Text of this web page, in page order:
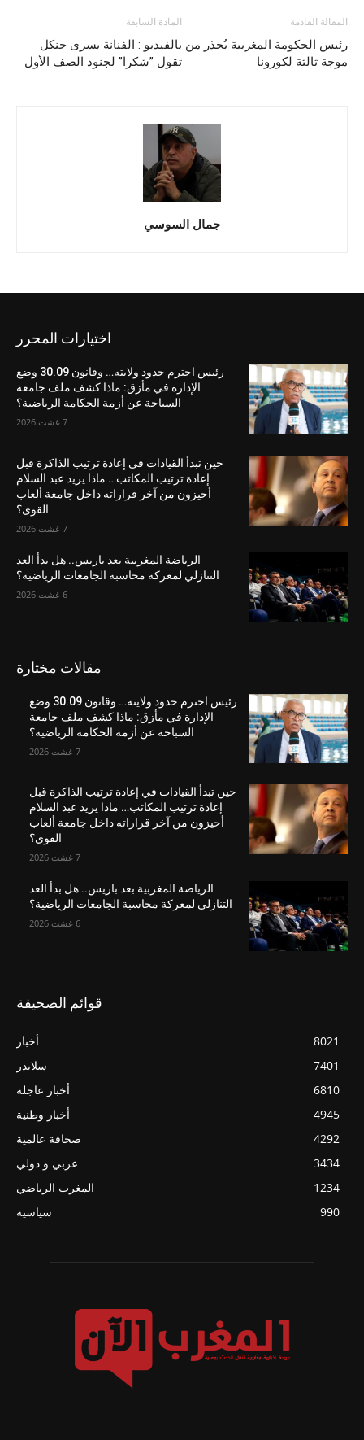
المادة السابقة
بالفيديو : الفنانة يسرى جنكل
تقول ”شكرا” لجنود الصف الأول
المقالة القادمة
رئيس الحكومة المغربية يُحذر من
موجة ثالثة لكورونا
جمال السوسي
اختيارات المحرر
رئيس احترم حدود ولايته… وقانون 30.09 وضع
الإدارة في مأزق: ماذا كشف ملف جامعة
السباحة عن أزمة الحكامة الرياضية؟
7 غشت 2026
حين تبدأ القيادات في إعادة ترتيب الذاكرة قبل
إعادة ترتيب المكاتب… ماذا يريد عبد السلام
أحيزون من آخر قراراته داخل جامعة ألعاب
القوى؟
7 غشت 2026
الرياضة المغربية بعد باريس.. هل بدأ العد
التنازلي لمعركة محاسبة الجامعات الرياضية؟
6 غشت 2026
مقالات مختارة
رئيس احترم حدود ولايته… وقانون 30.09 وضع
الإدارة في مأزق: ماذا كشف ملف جامعة
السباحة عن أزمة الحكامة الرياضية؟
7 غشت 2026
حين تبدأ القيادات في إعادة ترتيب الذاكرة قبل
إعادة ترتيب المكاتب… ماذا يريد عبد السلام
أحيزون من آخر قراراته داخل جامعة ألعاب
القوى؟
7 غشت 2026
الرياضة المغربية بعد باريس.. هل بدأ العد
التنازلي لمعركة محاسبة الجامعات الرياضية؟
6 غشت 2026
قوائم الصحيفة
أخبار
8021
سلايدر
7401
أخبار عاجلة
6810
أخبار وطنية
4945
صحافة عالمية
4292
عربي و دولي
3434
المغرب الرياضي
1234
سياسية
990